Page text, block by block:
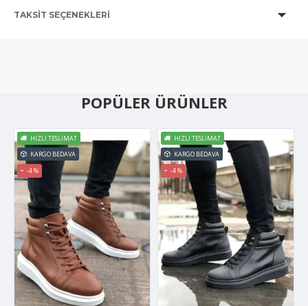
TAKSIT SEÇENEKLERI
POPÜLER ÜRÜNLER
HIZLI TESLIMAT
KARGO BEDAVA
-4 %
HIZLI TESLIMAT
KARGO BEDAVA
-4 %